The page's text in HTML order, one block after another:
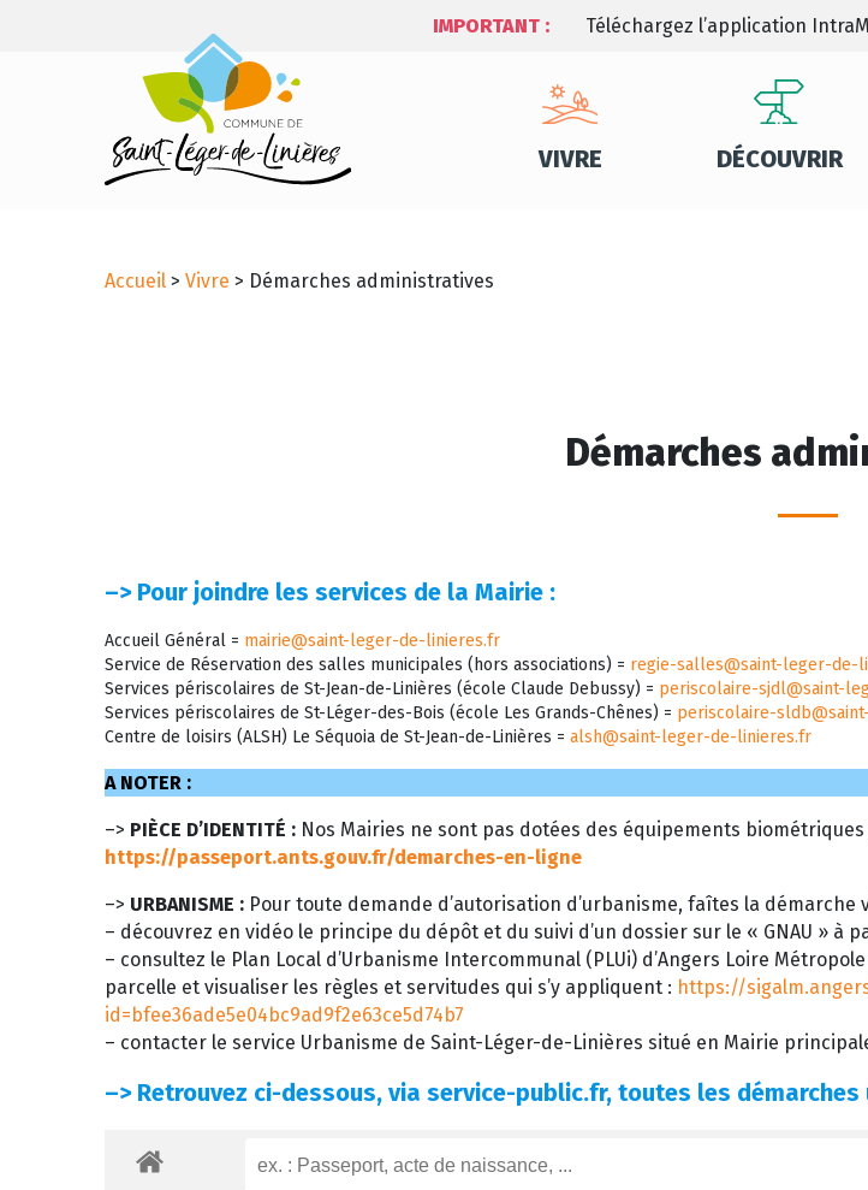
IMPORTANT : Téléchargez l’application
VIVRE DÉCOUVRIR
Accueil > Vivre > Démarches administratives
Démarches
–> Pour joindre les services de la Mairie :
Accueil Général = mairie@saint-leger-de-linieres.fr
Service de Réservation des salles municipales (hors associations) = regie-salles@saint-leger-de-
Services périscolaires de St-Jean-de-Linières (école Claude Debussy) = periscolaire-sjdl@saint-
Services périscolaires de St-Léger-des-Bois (école Les Grands-Chênes) = periscolaire-
Centre de loisirs (ALSH) Le Séquoia de St-Jean-de-Linières = alsh@saint-leger-de-linieres.fr
A NOTER :
–> PIÈCE D’IDENTITÉ : Nos Mairies ne sont pas dotées des équipements
https://passeport.ants.gouv.fr/demarches-en-ligne
–> URBANISME : Pour toute demande d’autorisation d’urbanisme, faîtes la démarche
– découvrez en vidéo le principe du dépôt et du suivi d’un dossier sur le « GNAU » à
– consultez le Plan Local d’Urbanisme Intercommunal (PLUi) d’Angers Loire
parcelle et visualiser les règles et servitudes qui s’y appliquent : https://
id=bfee36ade5e04bc9ad9f2e63ce5d74b7
– contacter le service Urbanisme de Saint-Léger-de-Linières situé en Mairie
–> Retrouvez ci-dessous, via service-public.fr, toutes les